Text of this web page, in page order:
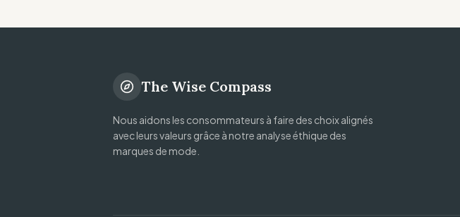
The Wise Compass
Nous aidons les consommateurs à faire des choix alignés
avec leurs valeurs grâce à notre analyse éthique des
marques de mode.